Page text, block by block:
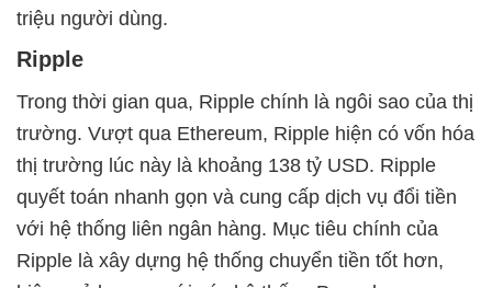
triệu người dùng.
Ripple
Trong thời gian qua, Ripple chính là ngôi sao của thị
trường. Vượt qua Ethereum, Ripple hiện có vốn hóa
thị trường lúc này là khoảng 138 tỷ USD. Ripple
quyết toán nhanh gọn và cung cấp dịch vụ đổi tiền
với hệ thống liên ngân hàng. Mục tiêu chính của
Ripple là xây dựng hệ thống chuyển tiền tốt hơn,